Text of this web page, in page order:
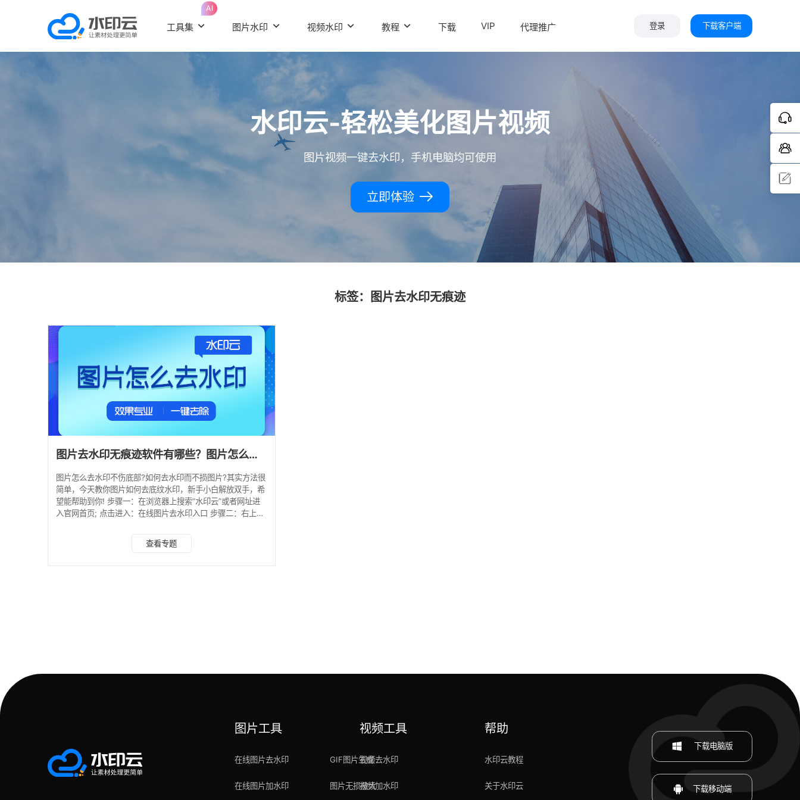
工具集
AI
图片水印 视频水印 教程 下载 VIP 代理推广 登录 下载客户端
水印云-轻松美化图片视频
图片视频一键去水印，手机电脑均可使用
立即体验
标签：图片去水印无痕迹
图片去水印无痕迹软件有哪些？图片怎么去水印不伤底部？
图片怎么去水印不伤底部?如何去水印而不损图片?其实方法很
简单，今天教你图片如何去底纹水印，新手小白解放双手，希
望能帮助到你! 步骤一：在浏览器上搜索“水印云”或者网址进
入官网首页; 点击进入：在线图片去水印入口 步骤二：右上角
后“开始去水印”，去除水印后，下载文件保存本地电脑即可。
查看专题
图片工具
在线图片去水印
在线图片加水印
GIF图片生成
图片无损放大
视频工具
视频去水印
视频加水印
帮助
水印云教程
关于水印云
下载电脑版
下载移动端